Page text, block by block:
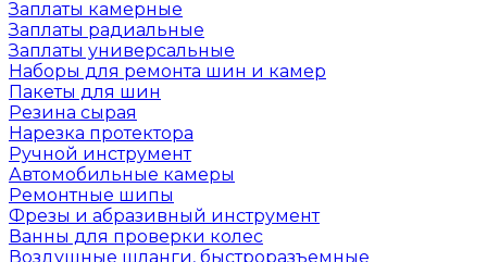
Заплаты камерные
Заплаты радиальные
Заплаты универсальные
Наборы для ремонта шин и камер
Пакеты для шин
Резина сырая
Нарезка протектора
Ручной инструмент
Автомобильные камеры
Ремонтные шипы
Фрезы и абразивный инструмент
Ванны для проверки колес
Воздушные шланги, быстроразъемные